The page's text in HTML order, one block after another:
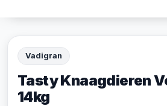
Vadigran
Tasty Knaagdieren
14kg